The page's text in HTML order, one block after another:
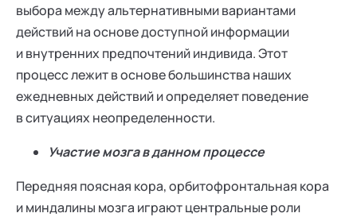
выбора между альтернативными вариантами
действий на основе доступной информации
и внутренних предпочтений индивида. Этот
процесс лежит в основе большинства наших
ежедневных действий и определяет поведение
в ситуациях неопределенности.
Участие мозга в данном процессе
Передняя поясная кора, орбитофронтальная кора
и миндалины мозга играют центральные роли